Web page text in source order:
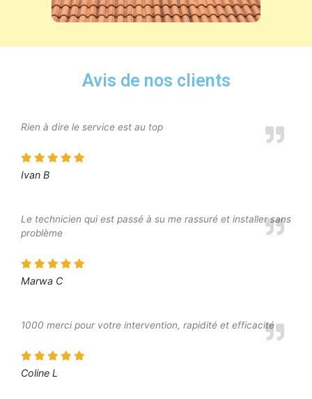
Avis de nos clients
Rien à dire le service est au top
Ivan B
Le technicien qui est passé à su me rassuré et installer sans
problème
Marwa C
1000 merci pour votre intervention, rapidité et efficacité
Coline L